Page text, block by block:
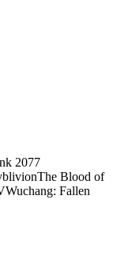
2077
The Blood of
Wuchang: Fallen